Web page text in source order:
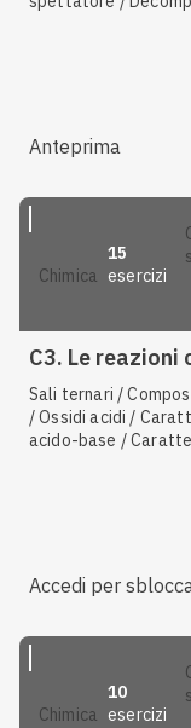
Anteprima
chimica
15
esercizi
contenuto
C3. Le reazioni
Sali ternari /
/ Ossidi acidi /
acido-base /
Accedi per
chimica
10
esercizi
contenuto